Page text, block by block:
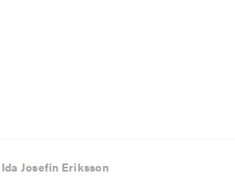
Ida Josefin Eriksson